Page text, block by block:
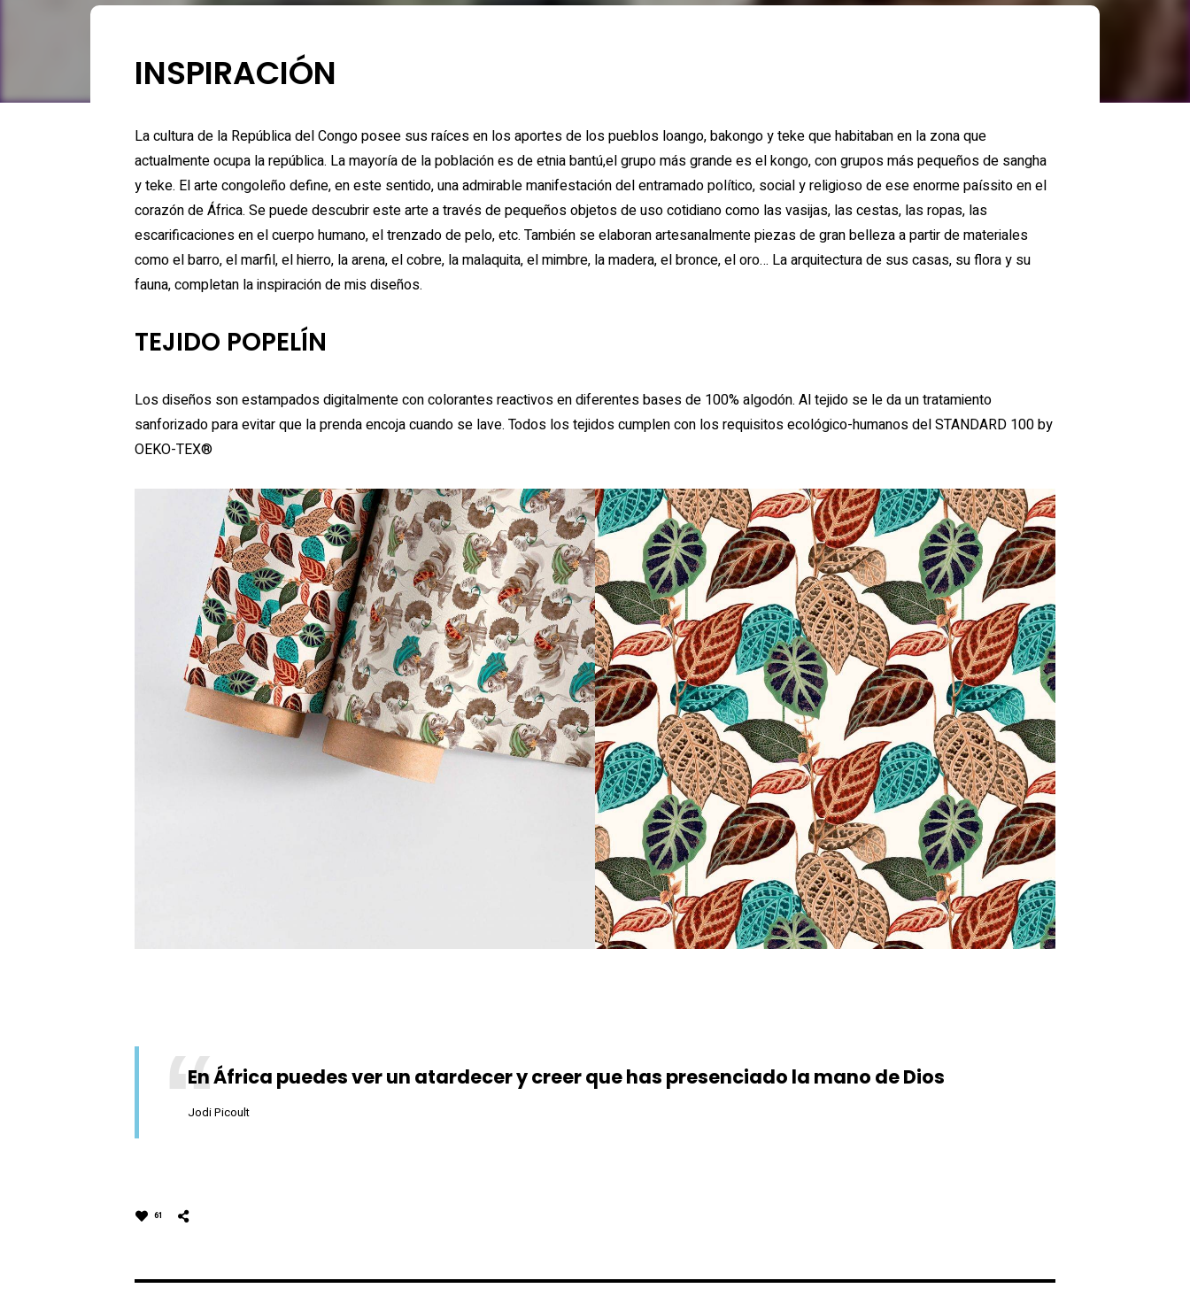
INSPIRACIÓN
La cultura de la República del Congo posee sus raíces en los aportes de los pueblos loango, bakongo y teke que habitaban en la zona que
actualmente ocupa la república. La mayoría de la población es de etnia bantú,el grupo más grande es el kongo, con grupos más pequeños de sangha
y teke. El arte congoleño define, en este sentido, una admirable manifestación del entramado político, social y religioso de ese enorme paíssito en el
corazón de África. Se puede descubrir este arte a través de pequeños objetos de uso cotidiano como las vasijas, las cestas, las ropas, las
escarificaciones en el cuerpo humano, el trenzado de pelo, etc. También se elaboran artesanalmente piezas de gran belleza a partir de materiales
como el barro, el marfil, el hierro, la arena, el cobre, la malaquita, el mimbre, la madera, el bronce, el oro… La arquitectura de sus casas, su flora y su
fauna, completan la inspiración de mis diseños.
TEJIDO POPELÍN
Los diseños son estampados digitalmente con colorantes reactivos en diferentes bases de 100% algodón. Al tejido se le da un tratamiento
sanforizado para evitar que la prenda encoja cuando se lave. Todos los tejidos cumplen con los requisitos ecológico-humanos del STANDARD 100 by
OEKO-TEX®
En África puedes ver un atardecer y creer que has presenciado la mano de Dios
Jodi Picoult
61